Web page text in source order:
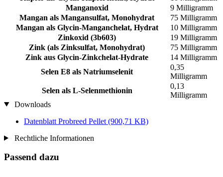
Manganoxid
9 Milligramm
Mangan als Mangansulfat, Monohydrat
75 Milligramm
Mangan als Glycin-Manganchelat, Hydrat
10 Milligramm
Zinkoxid (3b603)
19 Milligramm
Zink (als Zinksulfat, Monohydrat)
75 Milligramm
Zink aus Glycin-Zinkchelat-Hydrate
14 Milligramm
Selen E8 als Natriumselenit
0,35
Milligramm
Selen als L-Selenmethionin
0,13
Milligramm
Downloads
Datenblatt Probreed Pellet (900,71 KB)
Rechtliche Informationen
Passend dazu